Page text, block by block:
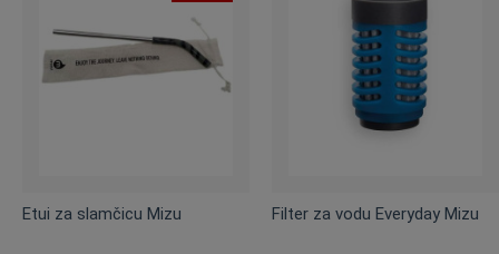
Etui za slamčicu Mizu Filter za vodu Everyday Mizu